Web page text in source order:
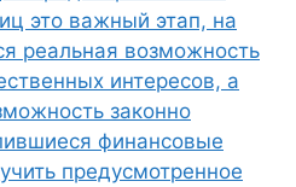
это важный этап, на
реальная возможность
интересов, а
законно
финансовые
предусмотренное